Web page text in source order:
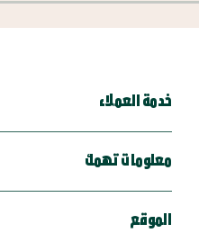
خدمة العملاء
معلومات تهمك
الموقع